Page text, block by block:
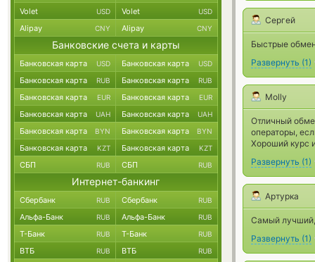
Сергей
Быстрые
Развернуть (1)
Molly
Отличный
операторы,
Хороший курс
Развернуть (1)
Артурка
Самый лучший,
Развернуть (1)
Volet USD Volet USD
Alipay CNY Alipay CNY
Банковские счета и карты
Банковская карта USD Банковская карта USD
Банковская карта RUB Банковская карта RUB
Банковская карта EUR Банковская карта EUR
Банковская карта UAH Банковская карта UAH
Банковская карта BYN Банковская карта BYN
Банковская карта KZT Банковская карта KZT
СБП RUB СБП RUB
Интернет-банкинг
Сбербанк RUB Сбербанк RUB
Альфа-Банк RUB Альфа-Банк RUB
Т-Банк RUB Т-Банк RUB
ВТБ RUB ВТБ RUB